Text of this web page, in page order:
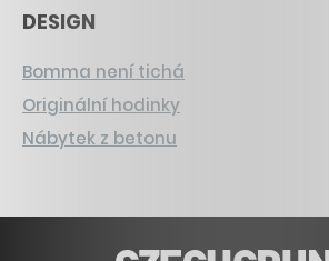
DESIGN
Bomma není tichá
Originální hodinky
Nábytek z betonu